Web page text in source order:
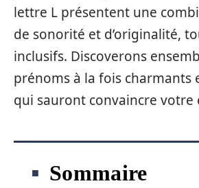
lettre L présentent une
de sonorité et d’originalité,
inclusifs. Discoverons
prénoms à la fois charmants
qui sauront convaincre votre
Sommaire